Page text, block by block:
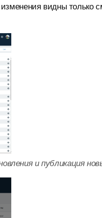
видны только
и публикация